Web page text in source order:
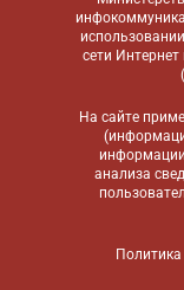
сети
(
На сайте
анализа